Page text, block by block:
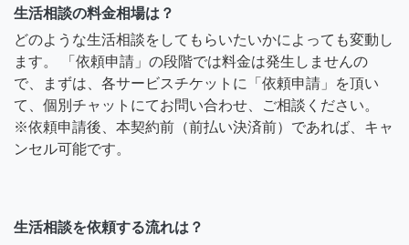
生活相談の料金相場は？
どのような生活相談をしてもらいたいかによっても変動し
ます。 「依頼申請」の段階では料金は発生しませんの
で、まずは、各サービスチケットに「依頼申請」を頂い
て、個別チャットにてお問い合わせ、ご相談ください。
※依頼申請後、本契約前（前払い決済前）であれば、キャ
ンセル可能です。
生活相談を依頼する流れは？